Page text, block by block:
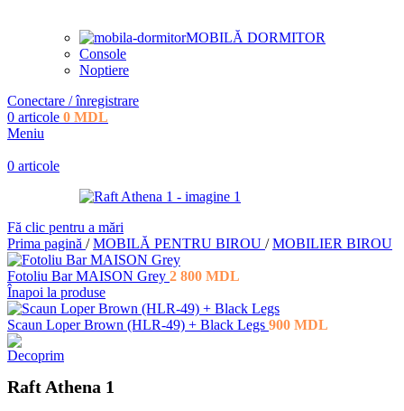
MOBILĂ DORMITOR
Console
Noptiere
Conectare / înregistrare
0 articole 0 MDL
Meniu
0 articole
Fă clic pentru a mări
Prima pagină / MOBILĂ PENTRU BIROU / MOBILIER BIROU
Fotoliu Bar MAISON Grey 2 800 MDL
Înapoi la produse
Scaun Loper Brown (HLR-49) + Black Legs 900 MDL
Raft Athena 1